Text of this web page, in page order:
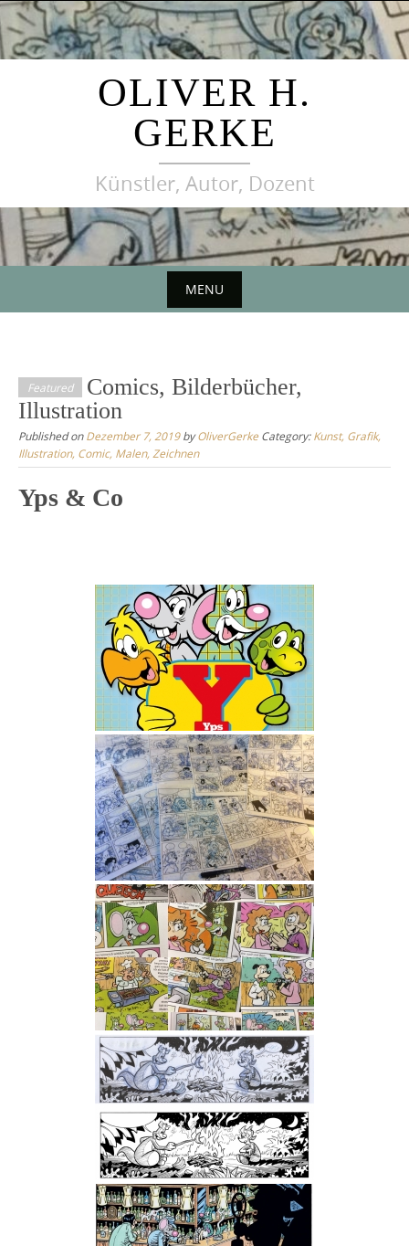
Skip
to
content
OLIVER H.
GERKE
Künstler, Autor, Dozent
MENU
content
Featured
Comics, Bilderbücher,
Illustration
Published onDezember 7, 2019byOliverGerke Category: Kunst, Grafik,
Illustration, Comic, Malen, Zeichnen
Yps & Co